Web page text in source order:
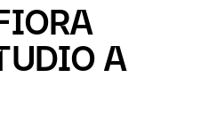
A